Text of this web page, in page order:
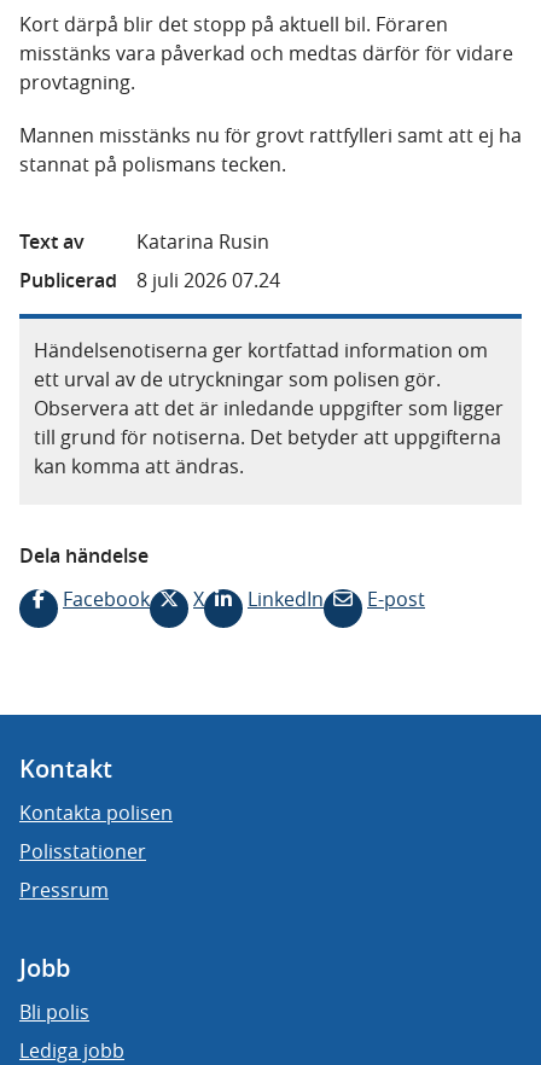
Kort därpå blir det stopp på aktuell bil. Föraren
misstänks vara påverkad och medtas därför för vidare
provtagning.
Mannen misstänks nu för grovt rattfylleri samt att ej ha
stannat på polismans tecken.
Text av
Katarina Rusin
Publicerad
8 juli 2026 07.24
Händelsenotiserna ger kortfattad information om
ett urval av de utryckningar som polisen gör.
Observera att det är inledande uppgifter som ligger
till grund för notiserna. Det betyder att uppgifterna
kan komma att ändras.
Dela händelse
Facebook
X LinkedIn E-post
Kontakt
Kontakta polisen
Polisstationer
Pressrum
Jobb
Bli polis
Lediga jobb